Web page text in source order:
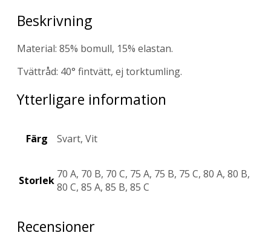
Beskrivning
Material: 85% bomull, 15% elastan.
Tvättråd: 40° fintvätt, ej torktumling.
Ytterligare information
Färg Svart, Vit
Storlek 70 A, 70 B, 70 C, 75 A, 75 B, 75 C, 80 A, 80 B,
80 C, 85 A, 85 B, 85 C
Recensioner